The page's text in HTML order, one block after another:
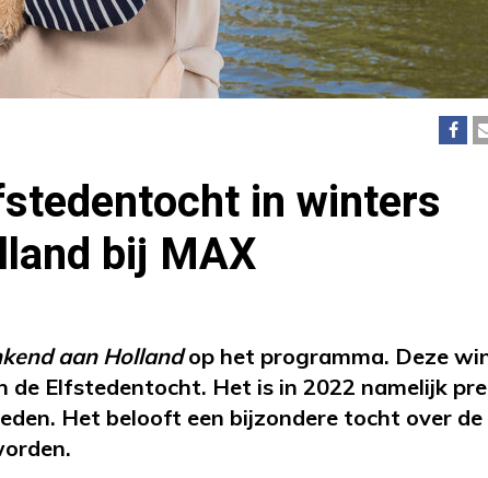
in winters
bij MAX
aan Hollandop het programma. Deze
de Elfstedentocht. Het is in 2022 namelijk
Het belooft een bijzondere tocht over de